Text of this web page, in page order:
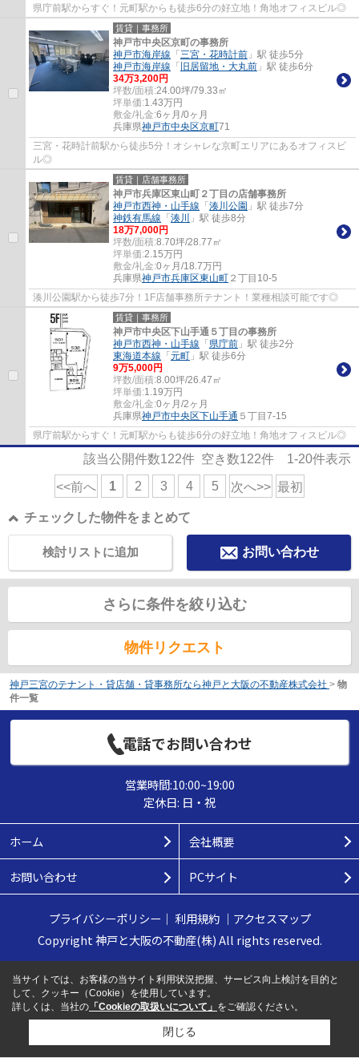
県庁前駅からすぐ！元町駅からも徒歩6分の好立地！角地オフィスビル◎
賃貸｜事務所
神戸市中央区京町の事務所
神戸市海岸線 「 三宮・花時計前 」駅 徒歩5分
神戸市海岸線 「 旧居留地・大丸前 」駅 徒歩6分
34万3,200円
坪数/面積:24.00坪/79.33㎡
坪単価:1.43万円
敷金/礼金:6ヶ月/0ヶ月
兵庫県神戸市中央区京町71
三宮・花時計前駅から徒歩5分！オシャレな京町エリアにあるオフィスビ
ル◎
賃貸｜店舗事務所
神戸市兵庫区東山町２丁目の店舗事務所
神戸市西神・山手線 「 湊川公園 」駅 徒歩7分
神鉄有馬線 「 湊川
」駅 徒歩8分
18万7,000円
坪数/面積:8.70坪/28.77㎡
坪単価:2.15万円
敷金/礼金:0ヶ月/18.7万円
兵庫県神戸市兵庫区東山町 ２丁目10-5
湊川公園駅から徒歩7分！1F店舗事務所テナント！業種相談可能です◎
賃貸｜事務所
神戸市中央区下山手通５丁目の事務所
神戸市西神・山手線 「 県庁前 」駅 徒歩2分
東海道本線 「 元町 」駅 徒歩6分
9万5,000円
坪数/面積:8.00坪/26.47㎡
坪単価:1.19万円
敷金/礼金:0ヶ月/2ヶ月
兵庫県神戸市中央区下山手通 ５丁目7-15
県庁前駅からすぐ！元町駅からも徒歩6分の好立地！角地オフィスビル◎
該当公開件数122件 空き数122件 1-20件表示
<<前へ 1 2 3 4 5 次へ>> 最初
チェックした物件をまとめて
お問い合わせ
検討リストに追加
さらに条件を絞り込む
物件リクエスト
神戸三宮のテナント・貸店舗・貸事務所なら神戸と大阪の不動産株式会社 > 物
件一覧
電話でお問い合わせ
営業時間:10:00~19:00
定休日: 日・祝
ホーム 会社概要
お問い合わせ PCサイト
プライバシーポリシー ｜ 利用規約｜ アクセスマップ
Copyright 神戸と大阪の不動産(株) All rights reserved.
当サイトでは、お客様の当サイト利用状況把握、サービス向上検討を目的と
して、クッキー（Cookie）を使用しています。
詳しくは、当社の 「Cookieの取扱いについて」 をご確認ください。
閉じる